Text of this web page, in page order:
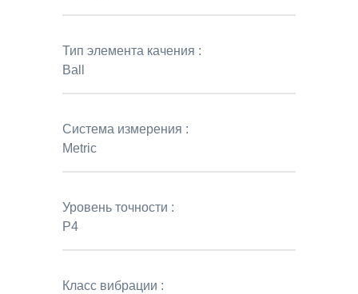
Тип элемента качения :
Ball
Система измерения :
Metric
Уровень точности :
P4
Класс вибрации :